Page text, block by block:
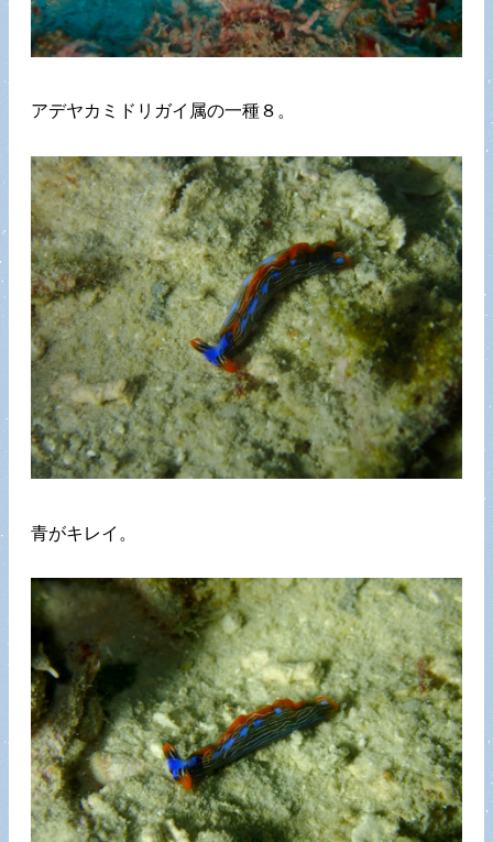
アデヤカミドリガイ属の一種８。
青がキレイ。